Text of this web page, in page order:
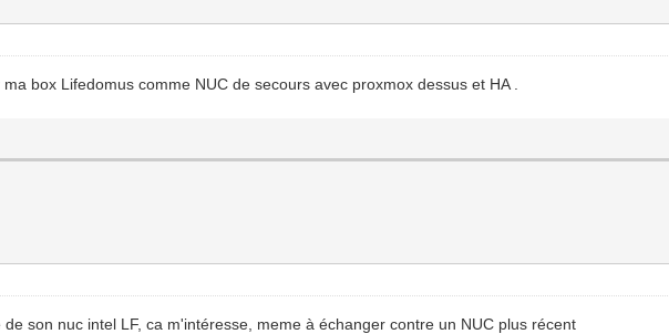
box Lifedomus comme NUC de secours avec proxmox dessus et HA .
son nuc intel LF, ca m'intéresse, meme à échanger contre un NUC plus récent